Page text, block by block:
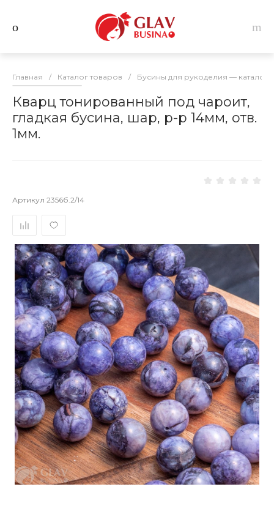
Главная / Каталог товаров / Бусины для рукоделия — каталог
Кварц тонированный под чароит,
гладкая бусина, шар, р-р 14мм, отв.
1мм.
Артикул 2356б.2/14